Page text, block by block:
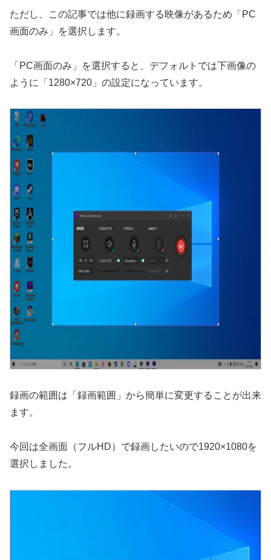
ただし、この記事では他に録画する映像があるため「PC
画面のみ」を選択します。
「PC画面のみ」を選択すると、デフォルトでは下画像の
ように「1280×720」の設定になっています。
録画の範囲は「録画範囲」から簡単に変更することが出来
ます。
今回は全画面（フルHD）で録画したいので1920×1080を
選択しました。